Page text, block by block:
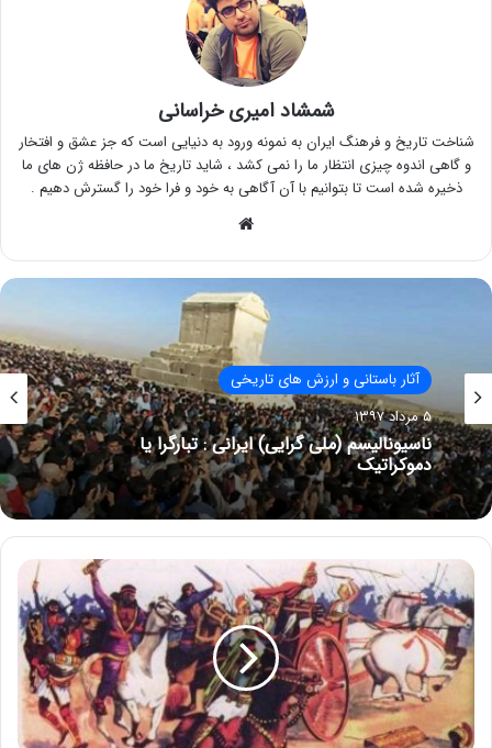
شمشاد امیری خراسانی
شناخت تاریخ و فرهنگ ایران به نمونه ورود به دنیایی است که جز عشق و افتخار
و گاهی اندوه چیزی انتظار ما را نمی کشد ، شاید تاریخ ما در حافظه ژن های ما
ذخیره شده است تا بتوانیم با آن آگاهی به خود و فرا خود را گسترش دهیم .
آثار باستانی و ارزش های تاریخی
۵ مرداد ۱۳۹۷
ناسیونالیسم (ملی گرایی) ایرانی : تبارگرا یا
دموکراتیک